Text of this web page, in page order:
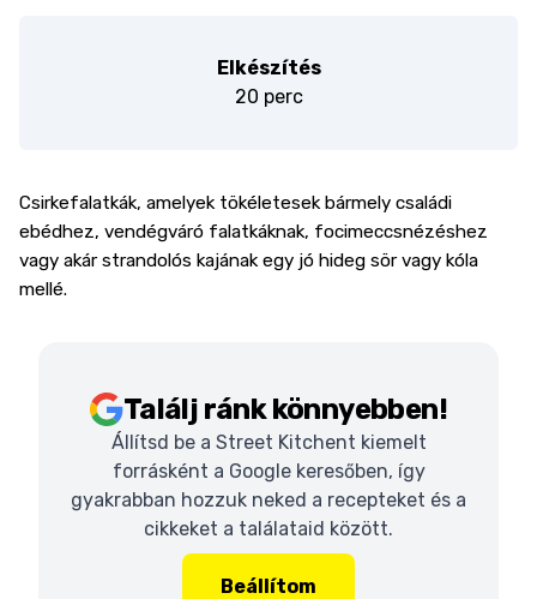
Elkészítés
20 perc
Csirkefalatkák, amelyek tökéletesek bármely családi
ebédhez, vendégváró falatkáknak, focimeccsnézéshez
vagy akár strandolós kajának egy jó hideg sör vagy kóla
mellé.
Találj ránk könnyebben!
Állítsd be a Street Kitchent kiemelt
forrásként a Google keresőben, így
gyakrabban hozzuk neked a recepteket és a
cikkeket a találataid között.
Beállítom